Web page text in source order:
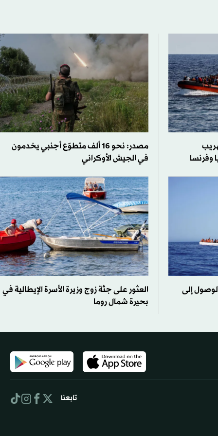
وفرنسا
مصدر: نحو 16 ألف متطوّع أجنبي يخدمون
في الجيش الأوكراني
الوصول إلى
العثور على جثة زوج وزيرة الأسرة الإيطالية في
بحيرة شمال روما
تابعنا